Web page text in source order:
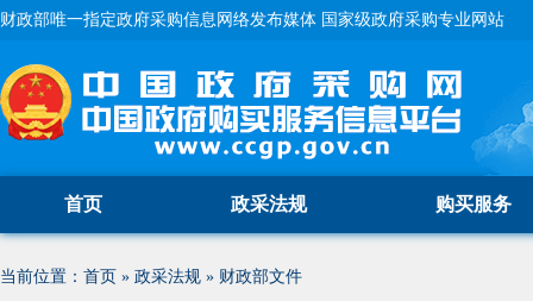
财政部唯一指定政府采购信息网络发布媒体 国家级政府采购专业网站
首页 政采法规 购买服务
当前位置： 首页 » 政采法规 » 财政部文件